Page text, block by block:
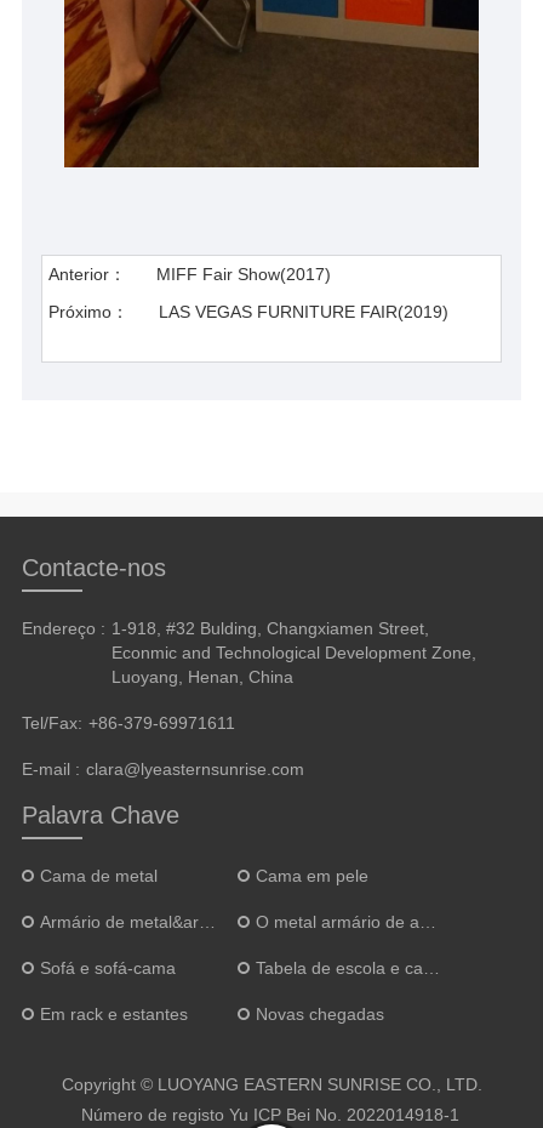
Anterior：
MIFF Fair Show(2017)
Próximo：
LAS VEGAS FURNITURE FAIR(2019)
Contacte-nos
Endereço : 1-918, #32 Bulding, Changxiamen Street,
Econmic and Technological Development Zone,
Luoyang, Henan, China
Tel/Fax: +86-379-69971611
E-mail : clara@lyeasternsunrise.com
Palavra Chave
Cama de metal Cama em pele
Armário de metal&armário O metal armário de arquivos
Sofá e sofá-cama Tabela de escola e cadeira
Em rack e estantes Novas chegadas
Copyright © LUOYANG EASTERN SUNRISE CO., LTD.
Número de registo Yu ICP Bei No. 2022014918-1